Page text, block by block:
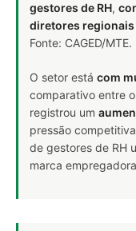
gestores de RH,
diretores regionais
Fonte: CAGED/MTE.
O setor está com
comparativo entre
registrou um
pressão
de gestores de RH
marca